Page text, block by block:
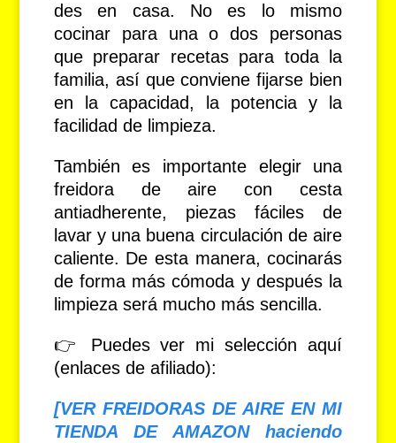
des en casa. No es lo mismo
cocinar para una o dos personas
que preparar recetas para toda la
familia, así que conviene fijarse bien
en la capacidad, la potencia y la
facilidad de limpieza.
También es importante elegir una
freidora de aire con cesta
antiadherente, piezas fáciles de
lavar y una buena circulación de aire
caliente. De esta manera, cocinarás
de forma más cómoda y después la
limpieza será mucho más sencilla.
👉 Puedes ver mi selección aquí
(enlaces de afiliado):
[VER FREIDORAS DE AIRE EN MI
TIENDA DE AMAZON haciendo